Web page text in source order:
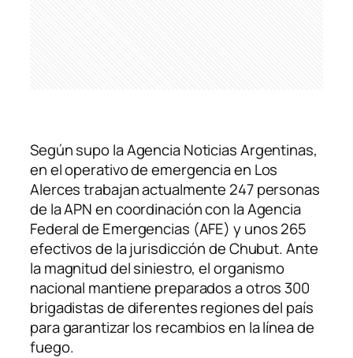
Según supo la Agencia Noticias Argentinas,
en el operativo de emergencia en Los
Alerces trabajan actualmente 247 personas
de la APN en coordinación con la Agencia
Federal de Emergencias (AFE) y unos 265
efectivos de la jurisdicción de Chubut. Ante
la magnitud del siniestro, el organismo
nacional mantiene preparados a otros 300
brigadistas de diferentes regiones del país
para garantizar los recambios en la línea de
fuego.